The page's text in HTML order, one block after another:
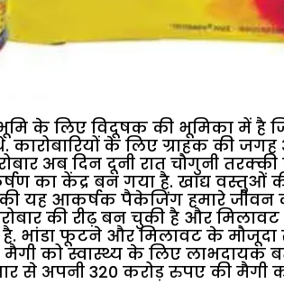
के लिए विदूषक की भूमिका में है
कारोबारियों के लिए ग्राहक की
अब दिन दूनी रात चौगुनी
का केंद्र बन गया है. खाद्य
यह आकर्षक पैकेजिंग हमारे जीवन
की रीढ़ बन चुकी है और
भांडा फूटने और मिलावट के
मैगी को स्वास्थ्य के लिए
से अपनी 320 करोड़ रुपए की मैगी